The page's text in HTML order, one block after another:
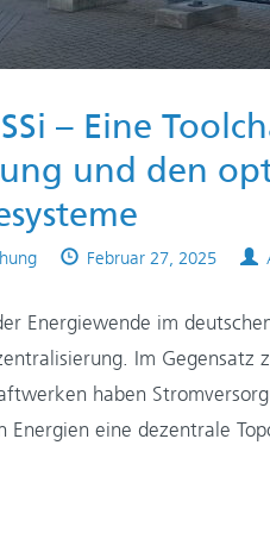
– Eine
und den
Published
Februar 27, 2025
Energiewende im
Im Gegensatz
haben
Energien eine dezentrale